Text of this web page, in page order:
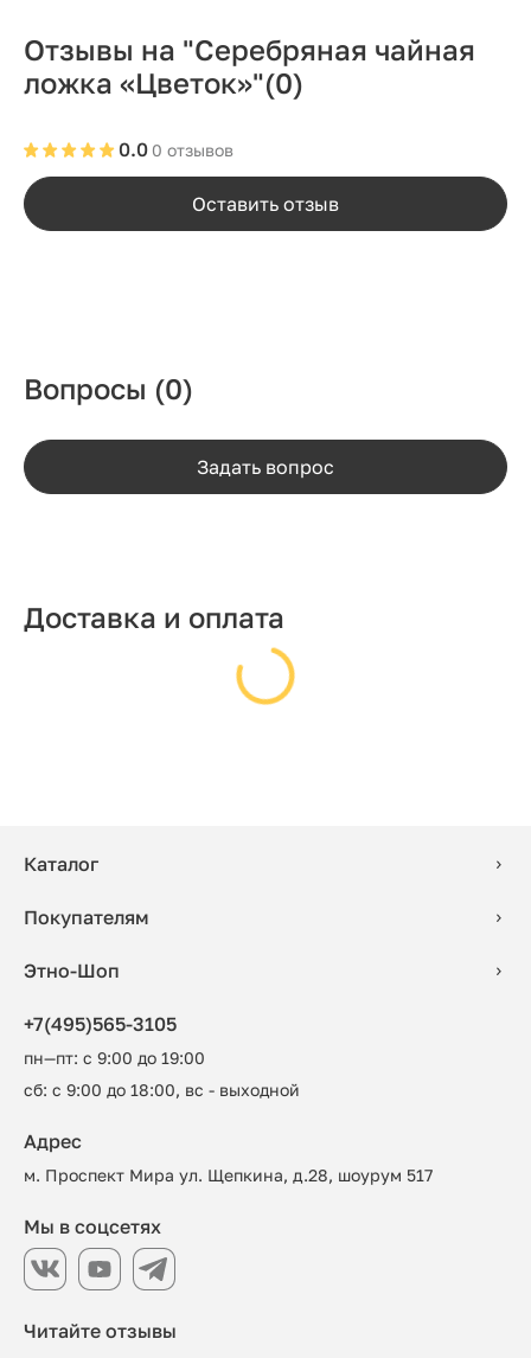
Отзывы на "Серебряная чайная
ложка «Цветок»"(0)
0 отзывов
0.0
Оставить отзыв
Вопросы (0)
Задать вопрос
Доставка и оплата
Каталог
Покупателям
Этно-Шоп
+7(495)565-3105
пн—пт: с 9:00 до 19:00
сб: с 9:00 до 18:00, вс - выходной
Читайте отзывы
Адрес
м. Проспект Мира ул. Щепкина, д.28, шоурум 517
Мы в соцсетях